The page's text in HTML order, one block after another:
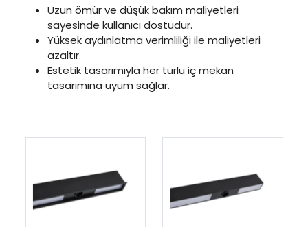
Uzun ömür ve düşük bakım maliyetleri
sayesinde kullanıcı dostudur.
Yüksek aydınlatma verimliliği ile maliyetleri
azaltır.
Estetik tasarımıyla her türlü iç mekan
tasarımına uyum sağlar.